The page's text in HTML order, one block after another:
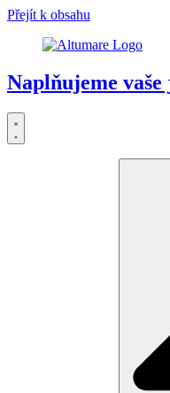
Přejít k obsahu
Naplňujeme